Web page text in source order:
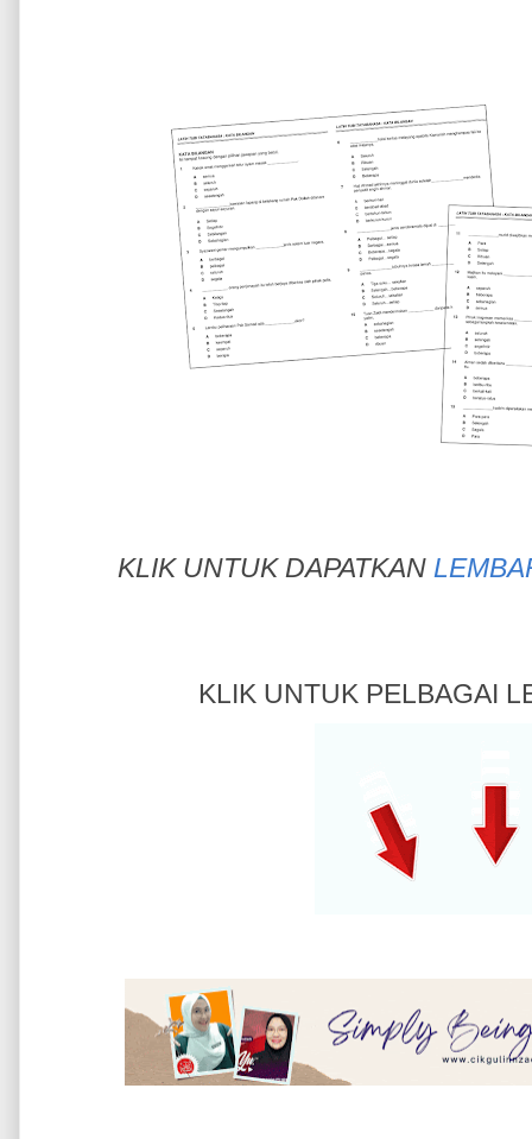
KLIK UNTUK DAPATKAN
KLIK UNTUK PELBAGAI